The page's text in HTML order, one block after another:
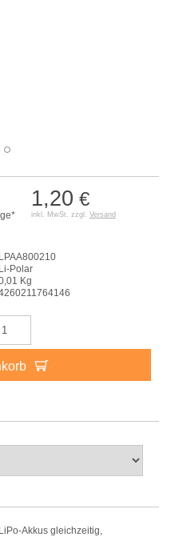
1,20 €
inkl. MwSt. zzgl. Versand
LPAA800210
Li-Polar
Kg
Akkus gleichzeitig,